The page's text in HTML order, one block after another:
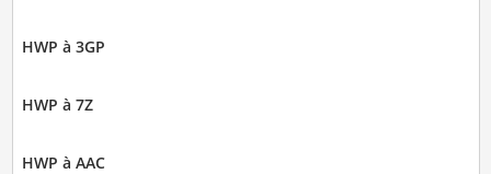
HWP à 3GP
HWP à 7Z
HWP à AAC